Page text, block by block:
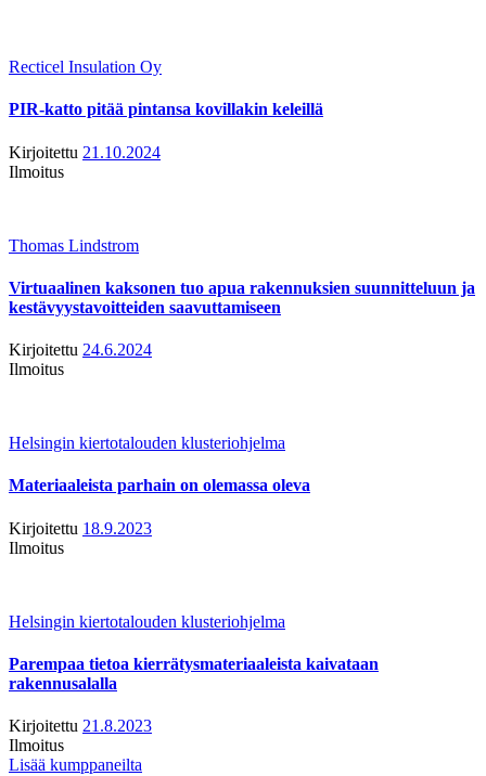
Recticel Insulation Oy
PIR-katto pitää pintansa kovillakin keleillä
Kirjoitettu 21.10.2024
Ilmoitus
Thomas Lindstrom
Virtuaalinen kaksonen tuo apua rakennuksien suunnitteluun ja
kestävyystavoitteiden saavuttamiseen
Kirjoitettu 24.6.2024
Ilmoitus
Helsingin kiertotalouden klusteriohjelma
Materiaaleista parhain on olemassa oleva
Kirjoitettu 18.9.2023
Ilmoitus
Helsingin kiertotalouden klusteriohjelma
Parempaa tietoa kierrätysmateriaaleista kaivataan
rakennusalalla
Kirjoitettu 21.8.2023
Ilmoitus
Lisää kumppaneilta